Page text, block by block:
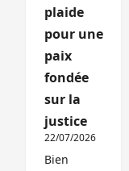
plaide
pour une
paix
fondée
sur la
justice
22/07/2026
Bien